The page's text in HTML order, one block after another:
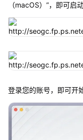
（macOS）”，即可启
登录您的账号，即可开